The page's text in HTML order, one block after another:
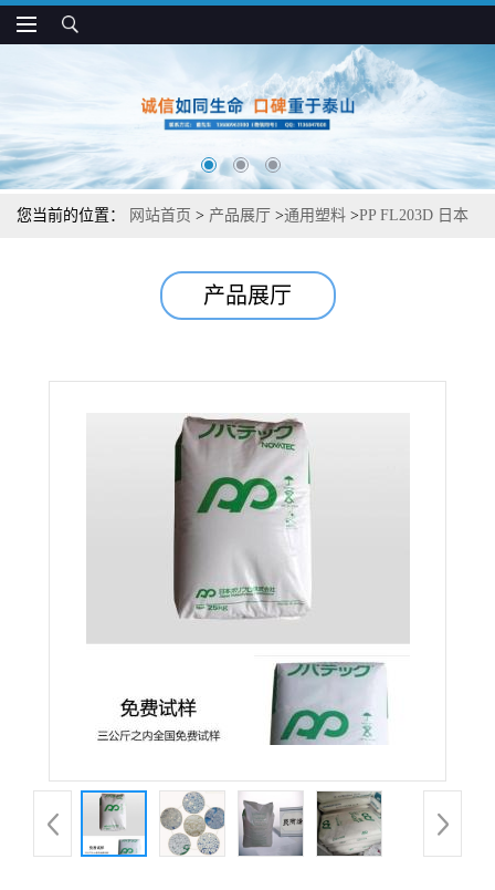
您当前的位置： 网站首页 > 产品展厅 >通用塑料 >PP FL203D 日本
产品展厅